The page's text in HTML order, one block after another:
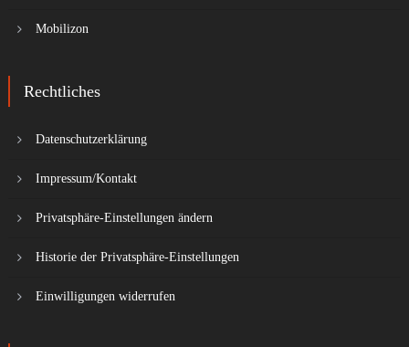
Mobilizon
Rechtliches
Datenschutzerklärung
Impressum/Kontakt
Privatsphäre-Einstellungen ändern
Historie der Privatsphäre-Einstellungen
Einwilligungen widerrufen